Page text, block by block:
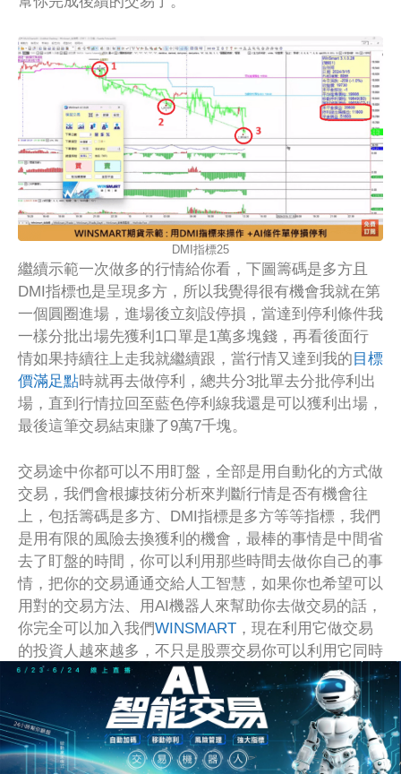
DMI指標25
繼續示範一次做多的行情給你看，下圖籌碼是多方且
DMI指標也是呈現多方，所以我覺得很有機會我就在第
一個圓圈進場，進場後立刻設停損，當達到停利條件我
一樣分批出場先獲利1口單是1萬多塊錢，再看後面行
情如果持續往上走我就繼續跟，當行情又達到我的 目標
價滿足點時就再去做停利，總共分3批單去分批停利出
場，直到行情拉回至藍色停利線我還是可以獲利出場，
最後這筆交易結束賺了9萬7千塊。
交易途中你都可以不用盯盤，全部是用自動化的方式做
交易，我們會根據技術分析來判斷行情是否有機會往
上，包括籌碼是多方、DMI指標是多方等等指標，我們
是用有限的風險去換獲利的機會，最棒的事情是中間省
去了盯盤的時間，你可以利用那些時間去做你自己的事
情，把你的交易通通交給人工智慧，如果你也希望可以
用對的交易方法、用AI機器人來幫助你去做交易的話，
你完全可以加入我們WINSMART ，現在利用它做交易
的投資人越來越多，不只是股票交易你可以利用它同時
去做期貨交易 ，是不是非常棒呢！